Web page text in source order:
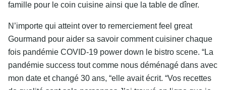
famille pour le coin cuisine ainsi que la table de dîner.
N’importe qui atteint over to remerciement feel great
Gourmand pour aider sa savoir comment cuisiner chaque
fois pandémie COVID-19 power down le bistro scene. “La
pandémie success tout comme nous déménagé dans avec
mon date et changé 30 ans, “elle avait écrit. “Vos recettes